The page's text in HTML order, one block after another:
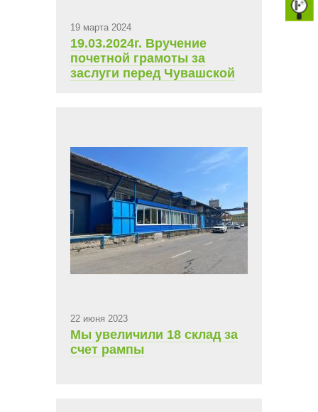
19 марта 2024
19.03.2024г. Вручение
почетной грамоты за
заслуги перед Чувашской
Алексеевича Николаева
22 июня 2023
Мы увеличили 18 склад за
счет рампы